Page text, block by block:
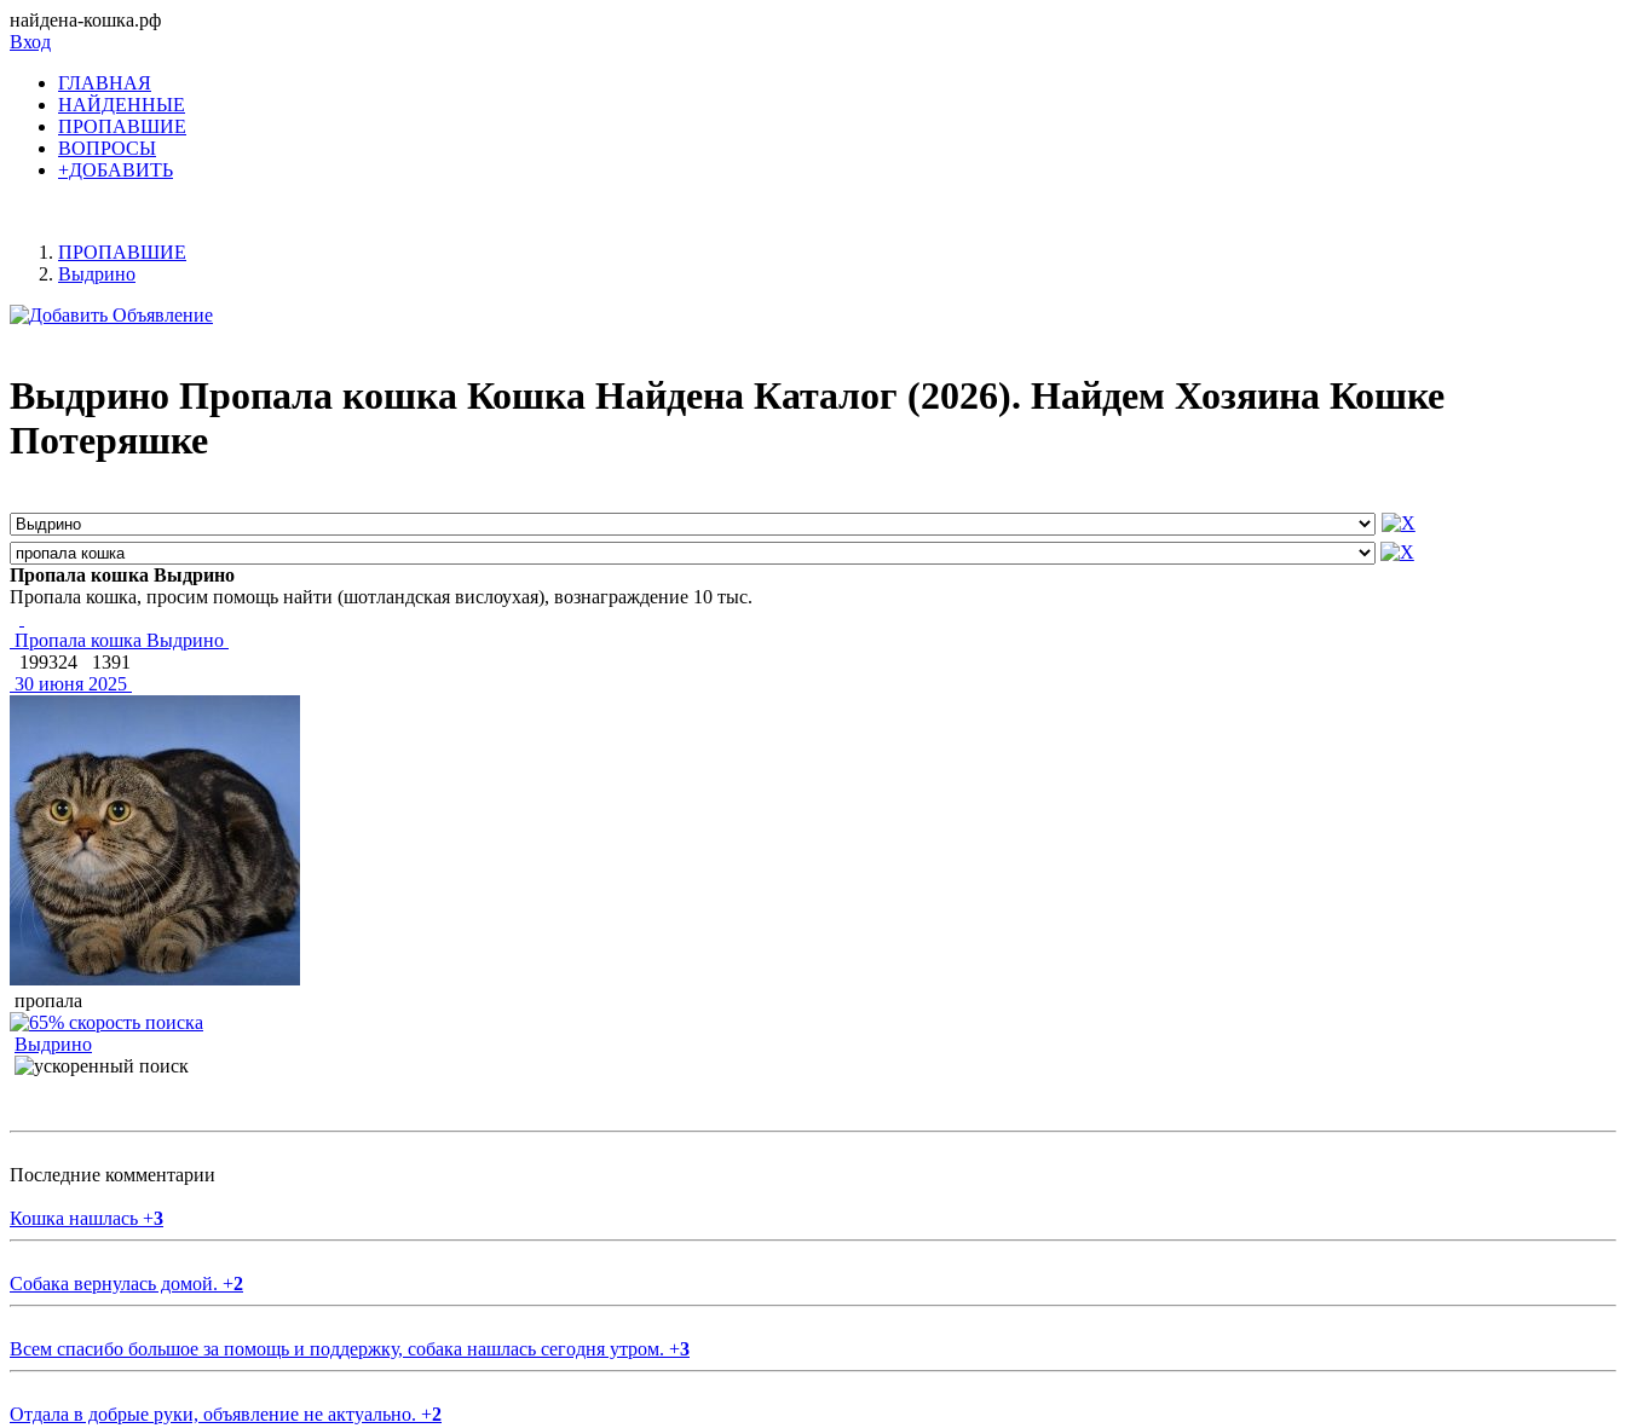
найдена-кошка.рф
Вход
ГЛАВНАЯ
НАЙДЕННЫЕ
ПРОПАВШИЕ
ВОПРОСЫ
+ДОБАВИТЬ
ПРОПАВШИЕ
Выдрино
Выдрино Пропала кошка Кошка Найдена Каталог (2026). Найдем Хозяина Кошке
Потеряшке
Пропала кошка Выдрино
Пропала кошка, просим помощь найти (шотландская вислоухая), вознаграждение 10 тыс.
Пропала кошка Выдрино
199324
1391
30 июня 2025
пропала
Выдрино
Последние комментарии
Кошка нашлась +3
Собака вернулась домой. +2
Всем спасибо большое за помощь и поддержку, собака нашлась сегодня утром. +3
Отдала в добрые руки, объявление не актуально. +2